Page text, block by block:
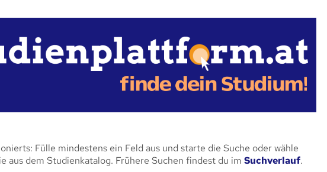
Fülle mindestens ein Feld aus und starte die Suche oder wähle
aus dem Studienkatalog. Frühere Suchen findest du im Suchverlauf.